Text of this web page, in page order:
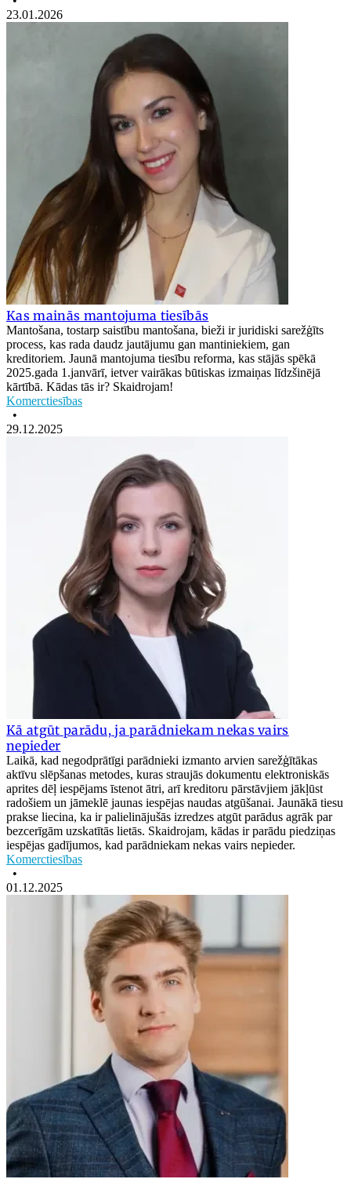
23.01.2026
Kas mainās mantojuma tiesībās
Mantošana, tostarp saistību mantošana, bieži ir juridiski sarežģīts
process, kas rada daudz jautājumu gan mantiniekiem, gan
kreditoriem. Jaunā mantojuma tiesību reforma, kas stājās spēkā
2025.gada 1.janvārī, ietver vairākas būtiskas izmaiņas līdzšinējā
kārtībā. Kādas tās ir? Skaidrojam!
Komerctiesības
•
29.12.2025
Kā atgūt parādu, ja parādniekam nekas vairs
nepieder
Laikā, kad negodprātīgi parādnieki izmanto arvien sarežģītākas
aktīvu slēpšanas metodes, kuras straujās dokumentu elektroniskās
aprites dēļ iespējams īstenot ātri, arī kreditoru pārstāvjiem jākļūst
radošiem un jāmeklē jaunas iespējas naudas atgūšanai. Jaunākā tiesu
prakse liecina, ka ir palielinājušās izredzes atgūt parādus agrāk par
bezcerīgām uzskatītās lietās. Skaidrojam, kādas ir parādu piedziņas
iespējas gadījumos, kad parādniekam nekas vairs nepieder.
Komerctiesības
•
01.12.2025